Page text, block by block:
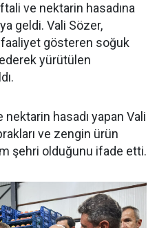
ve nektarin hasadına
geldi. Vali Sözer,
faaliyet gösteren soğuk
yürütülen
hasadı yapan Vali
ve zengin ürün
şehri olduğunu ifade etti.